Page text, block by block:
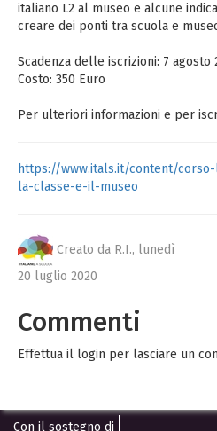
italiano L2 al museo e alcune
creare dei ponti tra scuola e
Scadenza delle iscrizioni: 7 agosto
Costo: 350 Euro
Per ulteriori informazioni e per
https://www.itals.it/content/
la-classe-e-il-museo
Creato da R.I., lunedì
20 luglio 2020
Commenti
Effettua il login per lasciare un
Con il sostegno di